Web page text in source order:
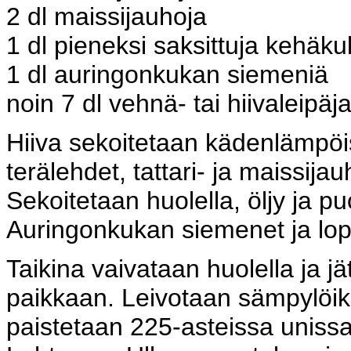
2 dl maissijauhoja
1 dl pieneksi saksittuja
1 dl auringonkukan siemeniä
noin 7 dl vehnä- tai
Hiiva sekoitetaan
terälehdet, tattari- ja
Sekoitetaan huolella, öljy ja
Auringonkukan siemenet ja
Taikina vaivataan huolella ja
paikkaan. Leivotaan
paistetaan 225-asteissa